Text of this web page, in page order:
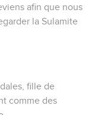
afin que nous
la Sulamite
fille de
comme des